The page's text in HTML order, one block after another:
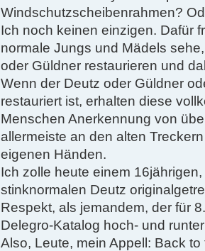
Windschutzscheibenrahmen?
Ich noch keinen einzigen. Dafür
normale Jungs und Mädels
oder Güldner restaurieren und
Wenn der Deutz oder Güldner
restauriert ist, erhalten diese
Menschen Anerkennung von
allermeiste an den alten
eigenen Händen.
Ich zolle heute einem
stinknormalen Deutz
Respekt, als jemandem, der für
Delegro-Katalog hoch- und
Also, Leute, mein Appell: Back to